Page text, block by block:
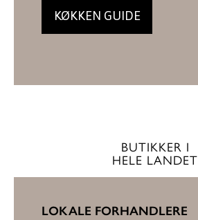
KØKKEN GUIDE
BUTIKKER I
HELE LANDET
LOKALE FORHANDLERE